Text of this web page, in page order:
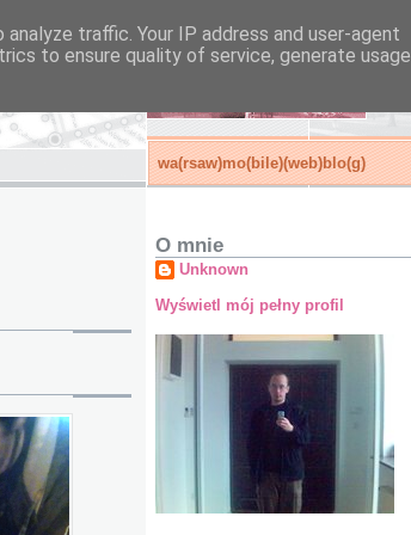
wa(rsaw)mo(bile)(web)blo(g)
O mnie
Unknown
Wyświetl mój pełny profil
traffic. Your IP address and user-agent
to ensure quality of service, generate usage